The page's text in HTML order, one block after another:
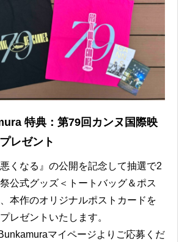
特典：第79回カンヌ国際映
レゼント
悪くなる』の公開を記念して抽選で2
公式グッズ＜トートバッグ＆ポス
本作のオリジナルポストカードを
レゼントいたします。
マイページよりご応募くだ